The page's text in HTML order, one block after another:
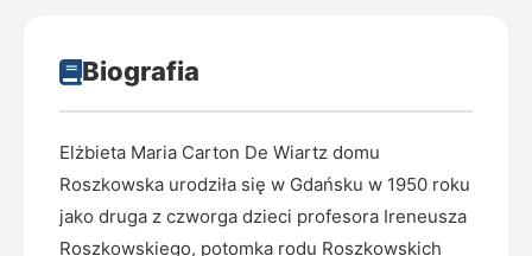
Biografia
Elżbieta Maria Carton De Wiartz domu
Roszkowska urodziła się w Gdańsku w 1950 roku
jako druga z czworga dzieci profesora Ireneusza
Roszkowskiego, potomka rodu Roszkowskich